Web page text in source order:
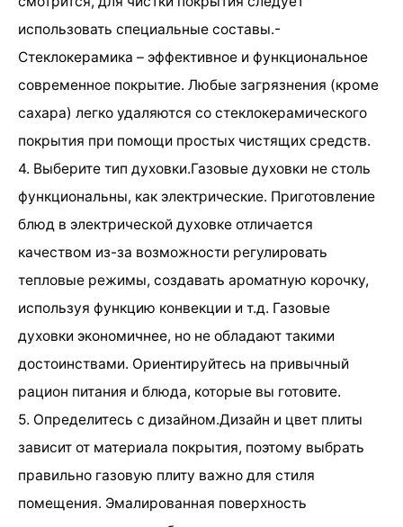
использовать специальные составы.-
Стеклокерамика – эффективное и функциональное
современное покрытие. Любые загрязнения (кроме
сахара) легко удаляются со стеклокерамического
покрытия при помощи простых чистящих средств.
4. Выберите тип духовки.Газовые духовки не столь
функциональны, как электрические. Приготовление
блюд в электрической духовке отличается
качеством из-за возможности регулировать
тепловые режимы, создавать ароматную корочку,
используя функцию конвекции и т.д. Газовые
духовки экономичнее, но не обладают такими
достоинствами. Ориентируйтесь на привычный
рацион питания и блюда, которые вы готовите.
5. Определитесь с дизайном.Дизайн и цвет плиты
зависит от материала покрытия, поэтому выбрать
правильно газовую плиту важно для стиля
помещения. Эмалированная поверхность